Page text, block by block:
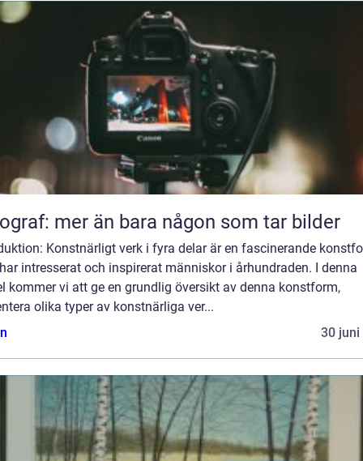
mer än bara någon som tar bilder
Konstnärligt verk i fyra delar är en fascinerande
intresserat och inspirerat människor i århundraden. I denna
kommer vi att ge en grundlig översikt av denna konstform,
olika typer av konstnärliga ver...
30 juni